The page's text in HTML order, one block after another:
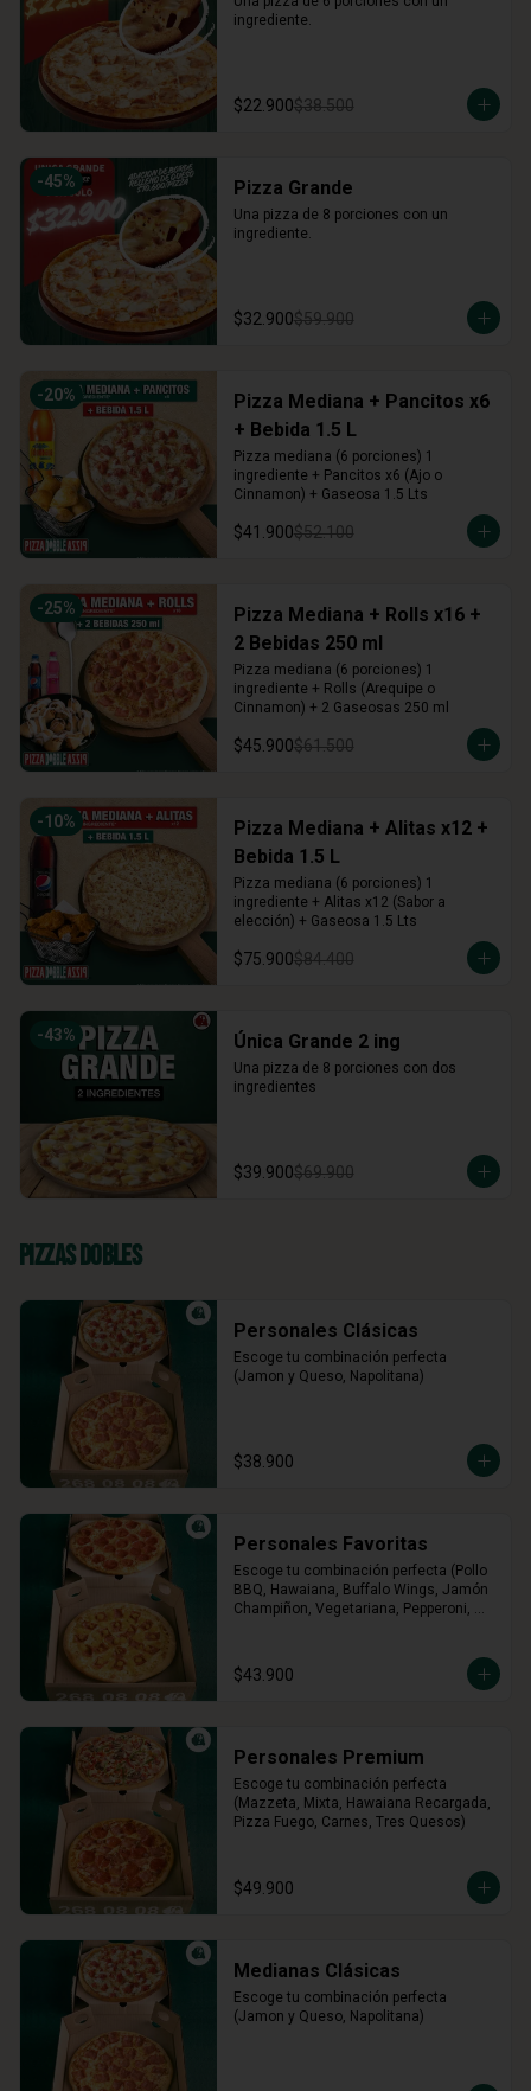
ingrediente.
$22.900$38.500
-45% Pizza Grande
Una pizza de 8 porciones con un
ingrediente.
$32.900$59.900
-20%
Pizza Mediana + Pancitos x6
+ Bebida 1.5 L
Pizza mediana (6 porciones) 1
ingrediente + Pancitos x6 (Ajo o
Cinnamon) + Gaseosa 1.5 Lts
$41.900$52.100
-25%
Pizza Mediana + Rolls x16 +
2 Bebidas 250 ml
Pizza mediana (6 porciones) 1
ingrediente + Rolls (Arequipe o
Cinnamon) + 2 Gaseosas 250 ml
$45.900$61.500
-10%
Pizza Mediana + Alitas x12 +
Bebida 1.5 L
Pizza mediana (6 porciones) 1
ingrediente + Alitas x12 (Sabor a
elección) + Gaseosa 1.5 Lts
$75.900$84.400
-43% Única Grande 2 ing
Una pizza de 8 porciones con dos
ingredientes
$39.900$69.900
Pizzas Dobles
Personales Clásicas
Escoge tu combinación perfecta
(Jamon y Queso, Napolitana)
$38.900
Personales Favoritas
Escoge tu combinación perfecta (Pollo
BBQ, Hawaiana, Buffalo Wings, Jamón
Champiñon, Vegetariana, Pepperoni,
$43.900
Personales Premium
Escoge tu combinación perfecta
(Mazzeta, Mixta, Hawaiana Recargada,
Pizza Fuego, Carnes, Tres Quesos)
$49.900
Medianas Clásicas
Escoge tu combinación perfecta
(Jamon y Queso, Napolitana)